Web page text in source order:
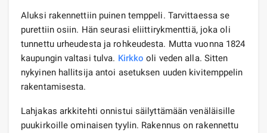
Aluksi rakennettiin puinen temppeli. Tarvittaessa se
purettiin osiin. Hän seurasi eliittirykmenttiä, joka oli
tunnettu urheudesta ja rohkeudesta. Mutta vuonna 1824
kaupungin valtasi tulva. Kirkko oli veden alla. Sitten
nykyinen hallitsija antoi asetuksen uuden kivitemppelin
rakentamisesta.
Lahjakas arkkitehti onnistui säilyttämään venäläisille
puukirkoille ominaisen tyylin. Rakennus on rakennettu